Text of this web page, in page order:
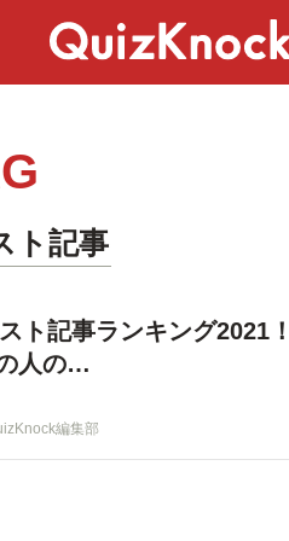
ト記事
ト記事ランキング2021
人の…
編集部